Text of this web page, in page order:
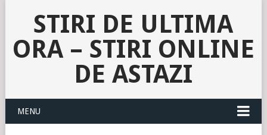
STIRI DE ULTIMA
ORA – STIRI ONLINE
DE ASTAZI
MENU